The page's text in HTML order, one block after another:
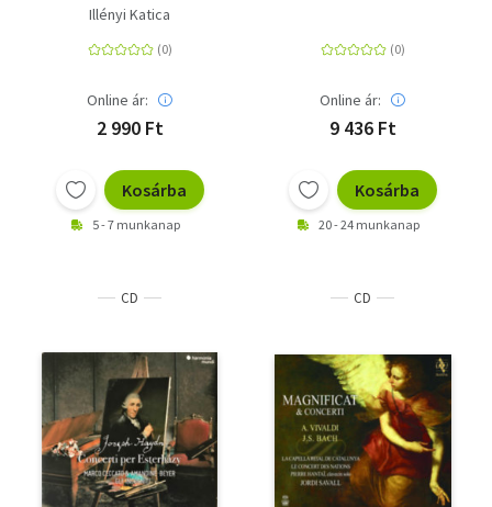
Illényi Katica
Online ár:
2 990 Ft
Kosárba
5 - 7 munkanap
Online ár:
9 436 Ft
Kosárba
20 - 24 munkanap
CD CD